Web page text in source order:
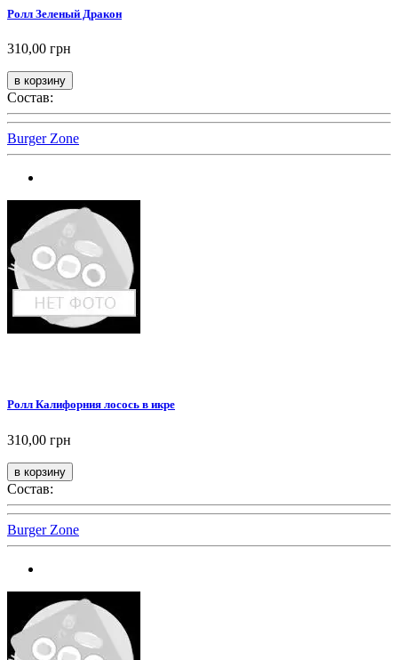
Ролл Зеленый Дракон
310,00 грн
Состав:
Burger Zone
Ролл Калифорния лосось в икре
310,00 грн
Состав:
Burger Zone